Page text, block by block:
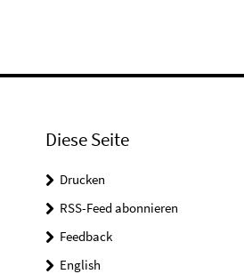
Diese Seite
Drucken
RSS-Feed abonnieren
Feedback
English